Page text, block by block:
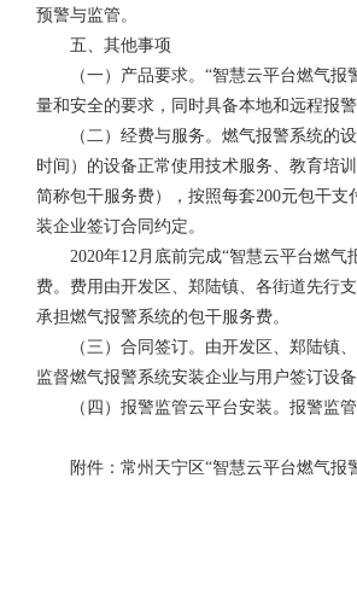
预警与监管。
五、其他事项
（一）产品要求。“智慧云平台燃气
量和安全的要求，同时具备本地和远程报
（二）经费与服务。燃气报警系统的
时间）的设备正常使用技术服务、教育培
简称包干服务费），按照每套200元包干
装企业签订合同约定。
2020年12月底前完成“智慧云平台燃
费。费用由开发区、郑陆镇、各街道先行
承担燃气报警系统的包干服务费。
（三）合同签订。由开发区、郑陆镇
监督燃气报警系统安装企业与用户签订设
（四）报警监管云平台安装。报警监
附件：常州天宁区“智慧云平台燃气